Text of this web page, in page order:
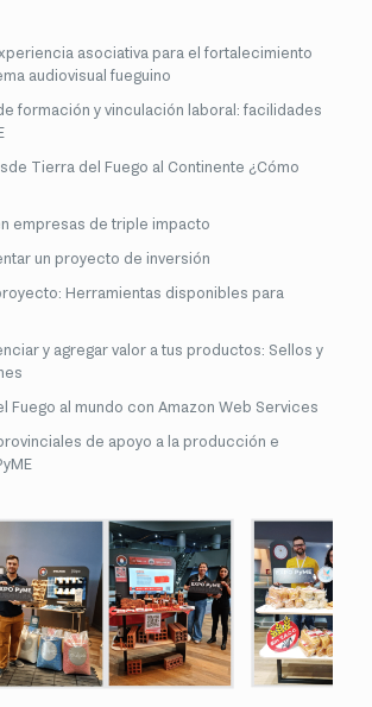
asociativa para el fortalecimiento
audiovisual fueguino
formación y vinculación laboral: facilidades
Tierra del Fuego al Continente ¿Cómo
empresas de triple impacto
un proyecto de inversión
Herramientas disponibles para
y agregar valor a tus productos: Sellos y
Fuego al mundo con Amazon Web Services
de apoyo a la producción e